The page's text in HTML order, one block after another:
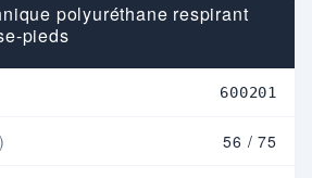
polyuréthane respirant
pieds
600201
56 / 75